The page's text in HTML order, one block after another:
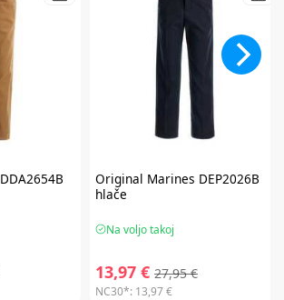
DDA2654B
Original Marines DEP2026B
hlače
Na voljo takoj
13,97 € 27,95 €
NC30*: 13,97 €